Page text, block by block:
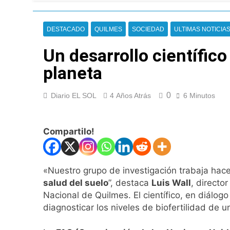
de los 450 puntos
20 Horas Atrás
Jorge Macri
21 Horas Atrás
Día Internacional
22 Horas Atrás
El Senado aprobó
22 Horas Atrás
enfrentamientos
1 Día Atrás
La Fiscalía
1 Día Atrás
DESTACADO QUILMES SOCIEDAD ULTIMAS NOTICIAS
Un desarrollo científico
planeta
Diario EL SOL 4 Años Atrás 0 6 Minutos
Compartilo!
«Nuestro grupo de investigación trabaja
salud del suelo”, destaca Luis Wall,
Nacional de Quilmes. El científico, en
diagnosticar los niveles de biofertilidad de